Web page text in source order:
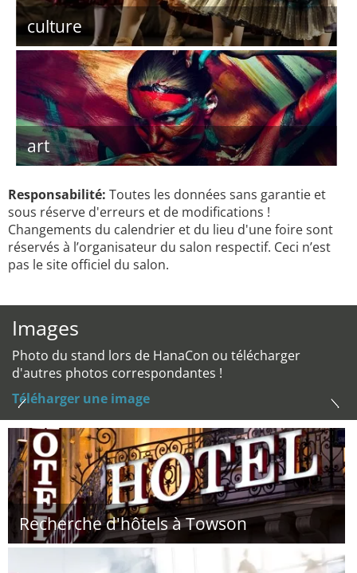
culture
art
Responsabilité: Toutes les données sans garantie et
sous réserve d'erreurs et de modifications !
Changements du calendrier et du lieu d'une foire sont
réservés à l’organisateur du salon respectif. Ceci n’est
pas le site officiel du salon.
Images
Photo du stand lors de HanaCon ou télécharger
d'autres photos correspondantes !
Téléharger une image
Recherche d'hôtels à Towson